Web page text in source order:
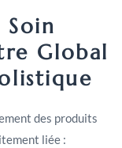
Soin
Global
des produits
liée :